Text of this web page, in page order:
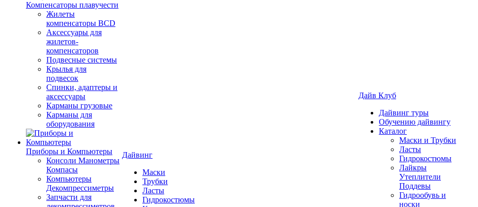
Компенсаторы плавучести
Жилеты
компенсаторы BCD
Аксессуары для
жилетов-
компенсаторов
Подвесные системы
Крылья для
подвесок
Спинки, адаптеры и
аксессуары
Карманы грузовые
Карманы для
оборудования
Приборы и Компьютеры
Консоли Манометры
Компасы
Компьютеры
Декомпрессиметры
Запчасти для
Дайвинг
Маски
Трубки
Ласты
Гидрокостюмы
Дайв Клуб
Дайвинг туры
Обучению дайвингу
Каталог
Маски и Трубки
Ласты
Гидрокостюмы
Лайкры
Утеплители
Поддевы
Гидрообувь и
носки